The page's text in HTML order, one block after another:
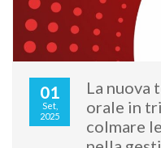
01
Set,
2025
La nuova
orale in
colmare